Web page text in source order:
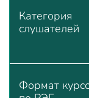
Категория
слушателей
Формат